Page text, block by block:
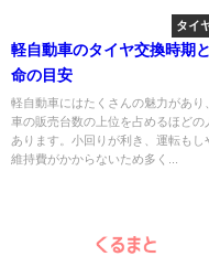
タイ
軽自動車のタイヤ交換時期
命の目安
軽自動車にはたくさんの魅力があり
車の販売台数の上位を占めるほどの
あります。小回りが利き、運転もし
維持費がかからないため多く...